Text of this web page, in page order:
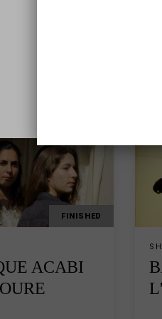
Principal tiene capacidad
programming
FINISHED
ACABI